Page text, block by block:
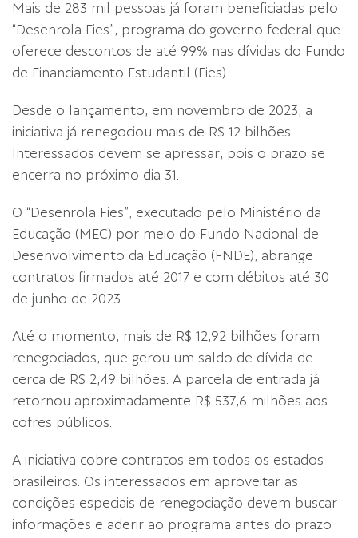
Mais de 283 mil pessoas já foram beneficiadas pelo
“Desenrola Fies”, programa do governo federal que
oferece descontos de até 99% nas dívidas do Fundo
de Financiamento Estudantil (Fies).
Desde o lançamento, em novembro de 2023, a
iniciativa já renegociou mais de R$ 12 bilhões.
Interessados devem se apressar, pois o prazo se
encerra no próximo dia 31.
O “Desenrola Fies”, executado pelo Ministério da
Educação (MEC) por meio do Fundo Nacional de
Desenvolvimento da Educação (FNDE), abrange
contratos firmados até 2017 e com débitos até 30
de junho de 2023.
Até o momento, mais de R$ 12,92 bilhões foram
renegociados, que gerou um saldo de dívida de
cerca de R$ 2,49 bilhões. A parcela de entrada já
retornou aproximadamente R$ 537,6 milhões aos
cofres públicos.
A iniciativa cobre contratos em todos os estados
brasileiros. Os interessados em aproveitar as
condições especiais de renegociação devem buscar
informações e aderir ao programa antes do prazo